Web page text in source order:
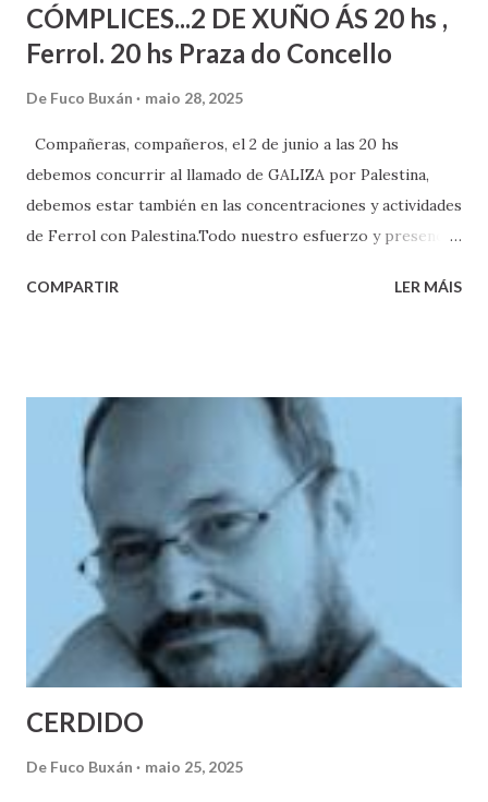
CÓMPLICES...2 DE XUÑO ÁS 20 hs ,
Ferrol. 20 hs Praza do Concello
De Fuco Buxán maio 28, 2025
Compañeras, compañeros, el 2 de junio a las 20 hs
debemos concurrir al llamado de GALIZA por Palestina,
debemos estar también en las concentraciones y actividades
de Ferrol con Palestina.Todo nuestro esfuerzo y presencia
que estar todas y todos.
COMPARTIR LER MÁIS
CERDIDO
De Fuco Buxán maio 25, 2025